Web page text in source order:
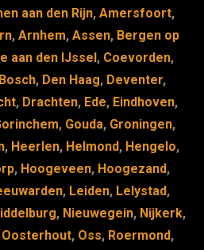
aan den Rijn, Amersfoort,
,Arnhem,Assen, Bergen op
aan den IJssel, Coevorden,
, Den Haag, Deventer,
, Drachten, Ede, Eindhoven,
, Gouda, Groningen,
, Heerlen, Helmond, Hengelo,
, Hoogeveen, Hoogezand,
, Leiden, Lelystad,
, Nieuwegein, Nijkerk,
Oosterhout, Oss, Roermond,